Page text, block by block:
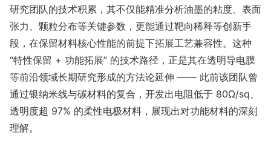
研究团队的技术积累，其不仅能精准分析油墨的粘度、表面
张力、颗粒分布等关键参数，更能通过靶向稀释等创新手
段，在保留材料核心性能的前提下拓展工艺兼容性。这种
“特性保留 + 功能拓展” 的技术路径，正是其在透明导电膜
等前沿领域长期研究形成的方法论延伸 —— 此前该团队曾
通过银纳米线与碳材料的复合，开发出电阻低于 80Ω/sq、
透明度超 97% 的柔性电极材料，展现出对功能材料的深刻
理解。